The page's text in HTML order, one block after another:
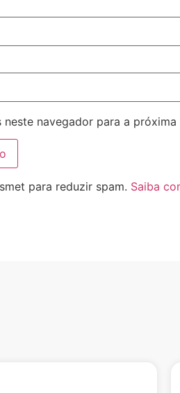
neste navegador para a
para reduzir spam. Saiba